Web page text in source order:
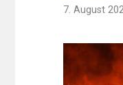
7. August